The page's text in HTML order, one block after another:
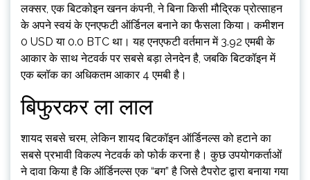
लक्सर, एक बिटकोइन खनन कंपनी, ने बिना किसी मौद्रिक प्रोत्साहन
के अपने स्वयं के एनएफटी ऑर्डिनल बनाने का फैसला किया। कमीशन
0 USD या 0.0 BTC था। यह एनएफटी वर्तमान में 3.92 एमबी के
आकार के साथ नेटवर्क पर सबसे बड़ा लेनदेन है, जबकि बिटकॉइन में
एक ब्लॉक का अधिकतम आकार 4 एमबी है।
बिफुरकर ला लाल
शायद सबसे चरम, लेकिन शायद बिटकॉइन ऑर्डिनल्स को हटाने का
सबसे प्रभावी विकल्प नेटवर्क को फोर्क करना है। कुछ उपयोगकर्ताओं
ने दावा किया है कि ऑर्डिनल्स एक “बग” है जिसे टैपरोट द्वारा बनाया गया